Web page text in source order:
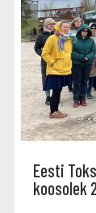
Eesti
koosolek